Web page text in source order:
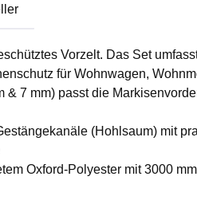
Vorzelt. Das Set
für Wohnwagen,
7 mm) passt die
(Hohlsaum) mit
Oxford-Polyester mit 3000